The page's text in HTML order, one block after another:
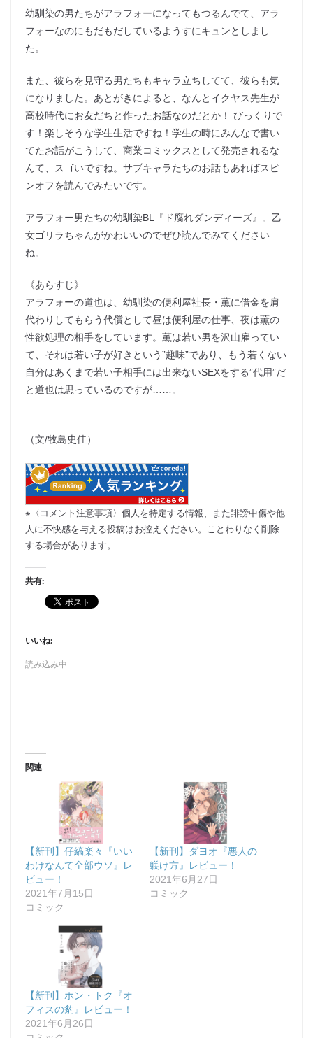
幼馴染の男たちがアラフォーになってもつるんでて、アラ
フォーなのにもだもだしているようすにキュンとしまし
た。
また、彼らを見守る男たちもキャラ立ちしてて、彼らも気
になりました。あとがきによると、なんとイクヤス先生が
高校時代にお友だちと作ったお話なのだとか！ びっくりで
す！楽しそうな学生生活ですね！学生の時にみんなで書い
てたお話がこうして、商業コミックスとして発売されるな
んて、スゴいですね。サブキャラたちのお話もあればスピ
ンオフを読んでみたいです。
アラフォー男たちの幼馴染BL『ド腐れダンディーズ』。乙
女ゴリラちゃんがかわいいのでぜひ読んでみてください
ね。
《あらすじ》
アラフォーの道也は、幼馴染の便利屋社長・薫に借金を肩
代わりしてもらう代償として昼は便利屋の仕事、夜は薫の
性欲処理の相手をしています。薫は若い男を沢山雇ってい
て、それは若い子が好きという”趣味”であり、もう若くない
自分はあくまで若い子相手には出来ないSEXをする”代用”だ
と道也は思っているのですが……。
（文/牧島史佳）
※〈コメント注意事項〉個人を特定する情報、また誹謗中傷や他
人に不快感を与える投稿はお控えください。ことわりなく削除
する場合があります。
共有:
いいね:
読み込み中…
関連
【新刊】仔縞楽々『いい
わけなんて全部ウソ』レ
ビュー！
2021年7月15日
コミック
【新刊】ダヨオ『悪人の
躾け方』レビュー！
2021年6月27日
コミック
【新刊】ホン・トク『オ
フィスの豹』レビュー！
2021年6月26日